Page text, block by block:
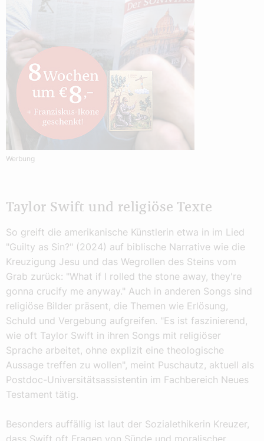
Werbung
Taylor Swift und religiöse Texte
So greift die amerikanische Künstlerin etwa in im Lied
"Guilty as Sin?" (2024) auf biblische Narrative wie die
Kreuzigung Jesu und das Wegrollen des Steins vom
Grab zurück: "What if I rolled the stone away, they're
gonna crucify me anyway." Auch in anderen Songs sind
religiöse Bilder präsent, die Themen wie Erlösung,
Schuld und Vergebung aufgreifen. "Es ist faszinierend,
wie oft Taylor Swift in ihren Songs mit religiöser
Sprache arbeitet, ohne explizit eine theologische
Aussage treffen zu wollen", meint Puschautz, aktuell als
Postdoc-Universitätsassistentin im Fachbereich Neues
Testament tätig.
Besonders auffällig ist laut der Sozialethikerin Kreuzer,
dass Swift oft Fragen von Sünde und moralischer